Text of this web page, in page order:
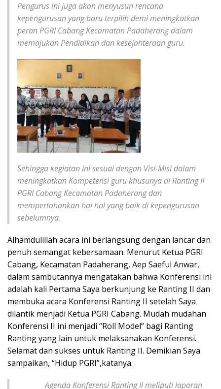
Pengurus ini juga akan menyusun rencana
kepengurusan yang baru terpilih demi meningkatkan
peran PGRI Cabang Kecamatan Padaherang dalam
memajukan Pendidikan dan kesejahteraan guru.
Sehingga kegiatan ini sesuai dengan Visi-Misi dalam
meningkatkan Kompetensi guru khusunya di Ranting II
PGRI Cabang Kecamatan Padaherang dan
mempertahankan hal hal yang baik di kepengurusan
sebelumnya.
Alhamdulillah acara ini berlangsung dengan lancar dan
penuh semangat kebersamaan. Menurut Ketua PGRI
Cabang, Kecamatan Padaherang, Aep Saeful Anwar,
dalam sambutannya mengatakan bahwa Konferensi ini
adalah kali Pertama Saya berkunjung ke Ranting II dan
membuka acara Konferensi Ranting II setelah Saya
dilantik menjadi Ketua PGRI Cabang. Mudah mudahan
Konferensi II ini menjadi “Roll Model” bagi Ranting
Ranting yang lain untuk melaksanakan Konferensi.
Selamat dan sukses untuk Ranting II. Demikian Saya
sampaikan, “Hidup PGRI”,katanya.
Agenda Konferensi Ranting II meliputi laporan